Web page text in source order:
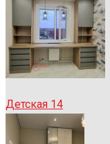
Детская 14